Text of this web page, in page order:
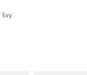
švy